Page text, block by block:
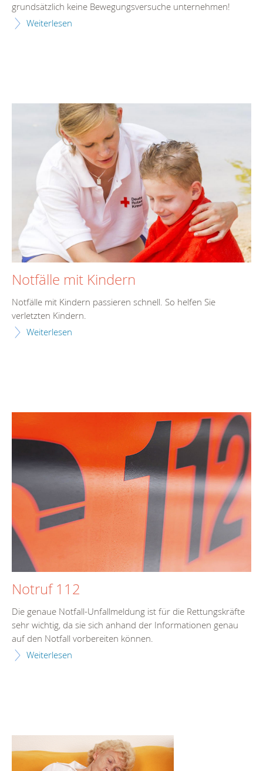
grundsätzlich keine Bewegungsversuche unternehmen!
Weiterlesen
Notfälle mit Kindern
Notfälle mit Kindern passieren schnell. So helfen Sie
verletzten Kindern.
Weiterlesen
Notruf 112
Die genaue Notfall-Unfallmeldung ist für die Rettungskräfte
sehr wichtig, da sie sich anhand der Informationen genau
auf den Notfall vorbereiten können.
Weiterlesen